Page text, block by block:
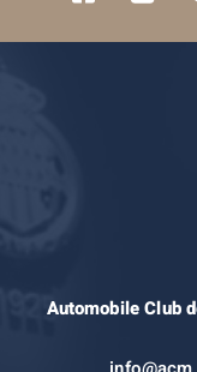
Automobile Club